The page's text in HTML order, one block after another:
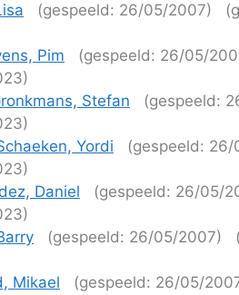
(gespeeld: 26/05/2007)
Pim
(gespeeld: 26/05/
Stefan
(gespeeld:
Yordi
(gespeeld:
Daniel
(gespeeld: 26/05/
(gespeeld: 26/05/2007)
Mikael
(gespeeld: 26/05/